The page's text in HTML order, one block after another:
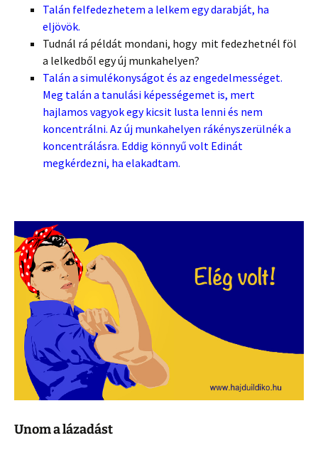
Talán felfedezhetem a lelkem egy darabját, ha
eljövök.
Tudnál rá példát mondani, hogy mit fedezhetnél föl
a lelkedből egy új munkahelyen?
Talán a simulékonyságot és az engedelmességet.
Meg talán a tanulási képességemet is, mert
hajlamos vagyok egy kicsit lusta lenni és nem
koncentrálni. Az új munkahelyen rákényszerülnék a
koncentrálásra. Eddig könnyű volt Edinát
megkérdezni, ha elakadtam.
Unom a lázadást